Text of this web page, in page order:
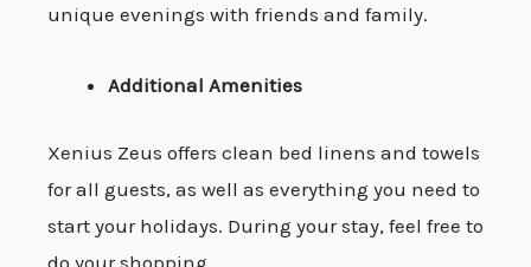
unique evenings with friends and family.
Additional Amenities
Xenius Zeus offers clean bed linens and towels
for all guests, as well as everything you need to
start your holidays. During your stay, feel free to
do your shopping.